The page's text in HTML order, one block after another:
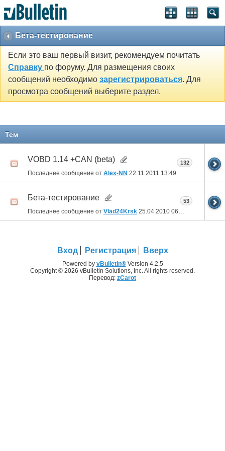
Бета-тестирование
Если это ваш первый визит, рекомендуем почитать
Справку по форуму. Для размещения своих
сообщений необходимо зарегистрироваться. Для
просмотра сообщений выберите раздел.
Тем
VOBD 1.14 +CAN (beta)
Последнее сообщение от Alex-NN 22.11.2011 13:49
132
Бета-тестирование
Последнее сообщение от Vlad24Krsk 25.04.2010 06:52
53
Вход Регистрация Вверх
Powered by vBulletin®Version 4.2.5
Copyright © 2026 vBulletin Solutions, Inc. All rights reserved.
Перевод: zCarot